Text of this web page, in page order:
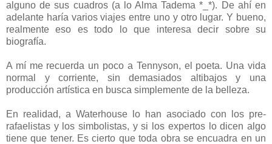
alguno de sus cuadros (a lo Alma Tadema *_*). De ahí en
adelante haría varios viajes entre uno y otro lugar. Y bueno,
realmente eso es todo lo que interesa decir sobre su
biografía.
A mí me recuerda un poco a Tennyson, el poeta. Una vida
normal y corriente, sin demasiados altibajos y una
producción artística en busca simplemente de la belleza.
En realidad, a Waterhouse lo han asociado con los pre-
rafaelistas y los simbolistas, y si los expertos lo dicen algo
tiene que tener. Es cierto que toda obra se encuadra en un